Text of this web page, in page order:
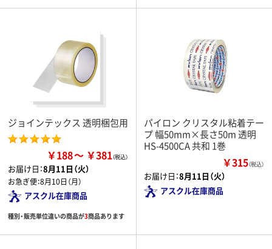
ジョインテックス 透明梱包用
￥188 ￥381
お届け日：8月11日（火）
お急ぎ便：8月10日（月）
アスクル在庫商品
種別・販売単位違いの商品が3商品あります
パイロン クリスタル粘着テー
プ 幅50mm×長さ50m 透明
HS-4500CA 共和 1巻
￥315（税込）
お届け日：8月11日（火）
アスクル在庫商品